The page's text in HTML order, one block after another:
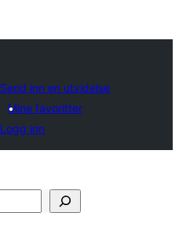
Send inn en utvidelse
Mine favoritter
Logg inn